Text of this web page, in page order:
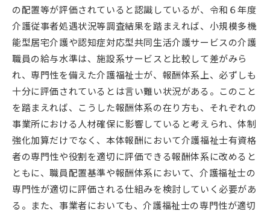
の配置等が評価されていると認識しているが、令和６年度
介護従事者処遇状況等調査結果を踏まえれば、小規模多機
能型居宅介護や認知症対応型共同生活介護サービスの介護
職員の給与水準は、施設系サービスと比較して差がみら
れ、専門性を備えた介護福祉士が、報酬体系上、必ずしも
十分に評価されているとは言い難い状況がある。このこと
を踏まえれば、こうした報酬体系の在り方も、それぞれの
事業所における人材確保に影響していると考えられ、体制
強化加算だけでなく、本体報酬において介護福祉士有資格
者の専門性や役割を適切に評価できる報酬体系に改めると
ともに、職員配置基準や報酬体系において、介護福祉士の
専門性が適切に評価される仕組みを検討していく必要があ
る。また、事業者においても、介護福祉士の専門性が適切